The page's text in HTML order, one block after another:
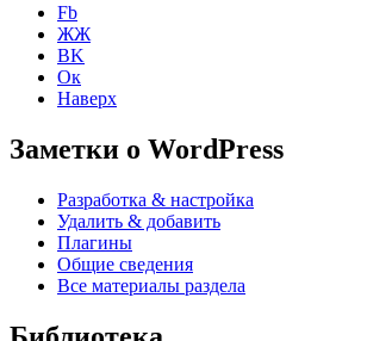
Fb
ЖЖ
ВK
Ок
Наверх
Заметки о WordPress
Разработка & настройка
Удалить & добавить
Плагины
Общие сведения
Все материалы раздела